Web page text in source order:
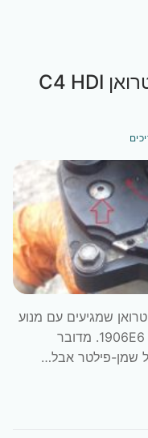
החלפת פילטר סולר בסיטרואן C4 HDI
שמגיעים עם מנוע
DV6C או שמק"ט הפילטר שלהם הוא 1906E6. מדובר
שמן-פילטר אבל…